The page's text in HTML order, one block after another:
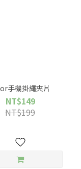
手機掛繩夾片
NT$149
NT$199